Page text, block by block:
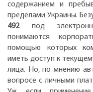
содержанием и
пределами Украины.
492под
понимаются
помощью которых
иметь доступ к
лица. Но, по мнению
вопросе с личными